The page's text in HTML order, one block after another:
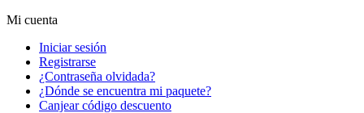
Mi cuenta
Iniciar sesión
Registrarse
¿Contraseña olvidada?
¿Dónde se encuentra mi paquete?
Canjear código descuento